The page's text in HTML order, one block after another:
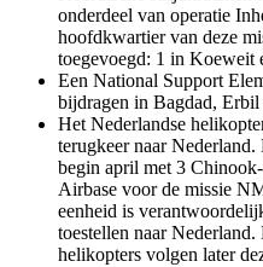
onderdeel van operatie
hoofdkwartier van deze
toegevoegd: 1 in Koeweit
Een National Support
bijdragen in Bagdad,
Het Nederlandse
terugkeer naar Nederland.
begin april met 3
Airbase voor de missie
eenheid is
toestellen naar Nederland.
helikopters volgen later